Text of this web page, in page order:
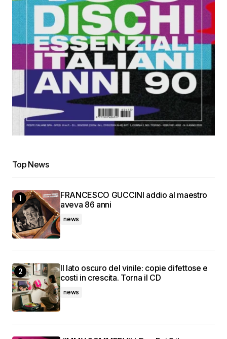
Top News
FRANCESCO GUCCINI addio al maestro
aveva 86 anni
news
Il lato oscuro del vinile: copie difettose e
costi in crescita. Torna il CD
news